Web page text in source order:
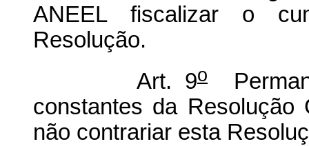
ANEEL fiscalizar o
Resolução.
Art. 9o
constantes da
não contrariar esta